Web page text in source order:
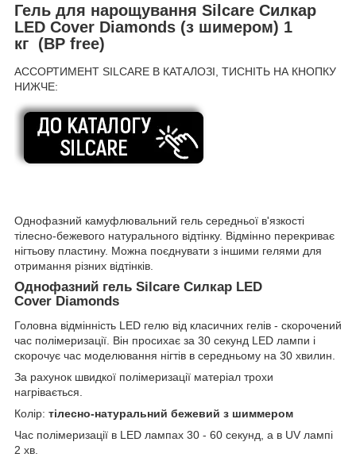
Гель для нарощування Silcare Силкар
LED Cover Diamonds (з шимером) 1
кг (BP free)
АССОРТИМЕНТ SILCARE В КАТАЛОЗІ, ТИСНІТЬ НА КНОПКУ
НИЖЧЕ:
Однофазний камуфлювальний гель середньої в'язкості
тілесно-бежевого натурального відтінку. Відмінно перекриває
нігтьову пластину. Можна поєднувати з іншими гелями для
отримання різних відтінків.
Однофазний гель Silcare Силкар LED
Cover Diamonds
Головна відмінність LED гелю від класичних гелів - скорочений
час полімеризації. Він просихає за 30 секунд LED лампи і
скорочує час моделювання нігтів в середньому на 30 хвилин.
За рахунок швидкої полімеризації матеріал трохи
нагрівається.
Колір: тілесно-натуральний бежевий з шиммером
Час полімеризації в LED лампах 30 - 60 секунд, а в UV лампі
2 хв.